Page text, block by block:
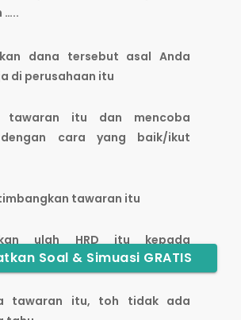
…..
dana tersebut asal Anda
di perusahaan itu
tawaran itu dan mencoba
cara yang baik/ikut
tawaran itu
ulah HRD itu kepada
tawaran itu, toh tidak ada
Soal & Simuasi GRATIS